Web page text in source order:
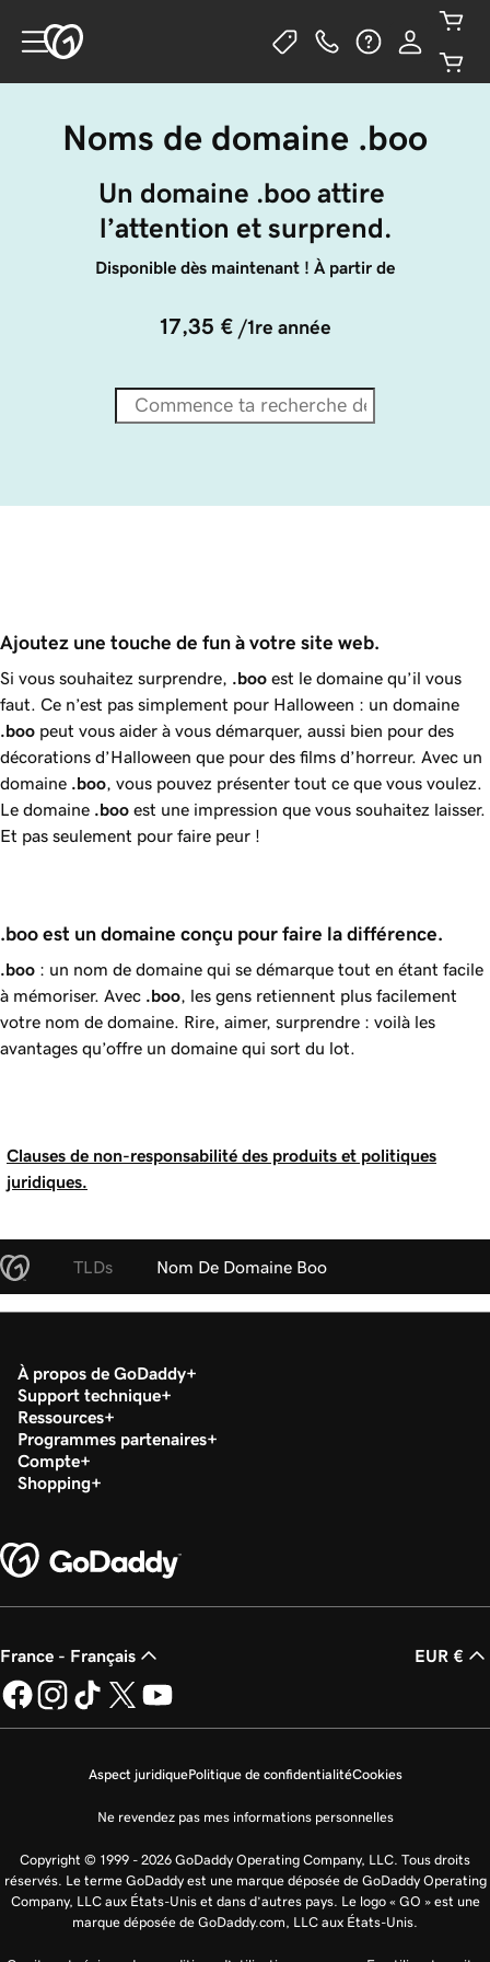
Noms de domaine .boo
Un domaine .boo attire
l’attention et surprend.
Disponible dès maintenant ! À partir de
17,35 € /1re année
Ajoutez une touche de fun à votre site web.
Si vous souhaitez surprendre, .boo est le domaine qu’il vous
faut. Ce n’est pas simplement pour Halloween : un domaine
.boo peut vous aider à vous démarquer, aussi bien pour des
décorations d’Halloween que pour des films d’horreur. Avec un
domaine .boo , vous pouvez présenter tout ce que vous voulez.
Le domaine .boo est une impression que vous souhaitez laisser.
Et pas seulement pour faire peur !
.boo est un domaine conçu pour faire la différence.
.boo : un nom de domaine qui se démarque tout en étant facile
à mémoriser. Avec .boo , les gens retiennent plus facilement
votre nom de domaine. Rire, aimer, surprendre : voilà les
avantages qu’offre un domaine qui sort du lot.
Clauses de non-responsabilité des produits et politiques
juridiques.
TLDs Nom De Domaine Boo
À propos de GoDaddy
Support technique
Ressources
Programmes partenaires
Compte
Shopping
France - Français EUR €
Aspect juridiquePolitique de confidentialitéCookies
Ne revendez pas mes informations personnelles
Copyright © 1999 - 2026 GoDaddy Operating Company, LLC. Tous droits
réservés. Le terme GoDaddy est une marque déposée de GoDaddy Operating
Company, LLC aux États-Unis et dans d’autres pays. Le logo « GO » est une
marque déposée de GoDaddy.com, LLC aux États-Unis.